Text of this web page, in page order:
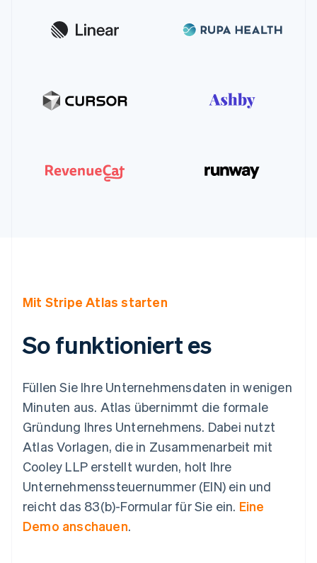
Mit Stripe Atlas starten
So funktioniert es
Füllen Sie Ihre Unternehmensdaten in wenigen
Minuten aus. Atlas übernimmt die formale
Gründung Ihres Unternehmens. Dabei nutzt
Atlas Vorlagen, die in Zusammenarbeit mit
Cooley LLP erstellt wurden, holt Ihre
Unternehmenssteuernummer (EIN) ein und
reicht das 83(b)-Formular für Sie ein. Eine
Demo anschauen.